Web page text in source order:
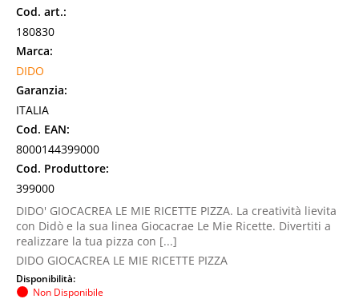
Cod. art.:
180830
Marca:
DIDO
Garanzia:
ITALIA
Cod. EAN:
8000144399000
Cod. Produttore:
399000
DIDO' GIOCACREA LE MIE RICETTE PIZZA. La creatività lievita
con Didò e la sua linea Giocacrae Le Mie Ricette. Divertiti a
realizzare la tua pizza con [...]
DIDO GIOCACREA LE MIE RICETTE PIZZA
Disponibilità:
Non Disponibile